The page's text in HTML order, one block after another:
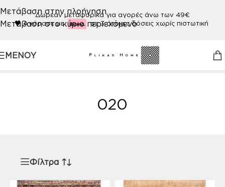
Μετάβαση στην πλοήγηση
Μετάβαση στο κύριο περιεχόμενο
Δωρεάν μεταφορικά για αγορές άνω των 49€
🖤Αγόρασε με σε 3 άτοκες δόσεις χωρίς πιστωτική
ΜΕΝΟΎ
020
020
Φίλτρα